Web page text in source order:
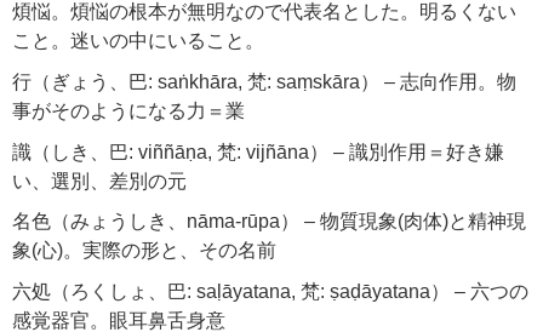
煩悩。煩悩の根本が無明なので代表名とした。明るくない
こと。迷いの中にいること。
行（ぎょう、巴: saṅkhāra, 梵: saṃskāra） – 志向作用。物
事がそのようになる力＝業
識（しき、巴: viññāṇa, 梵: vijñāna） – 識別作用＝好き嫌
い、選別、差別の元
名色（みょうしき、nāma-rūpa） – 物質現象(肉体)と精神現
象(心)。実際の形と、その名前
六処（ろくしょ、巴: saḷāyatana, 梵: ṣaḍāyatana） – 六つの
感覚器官。眼耳鼻舌身意